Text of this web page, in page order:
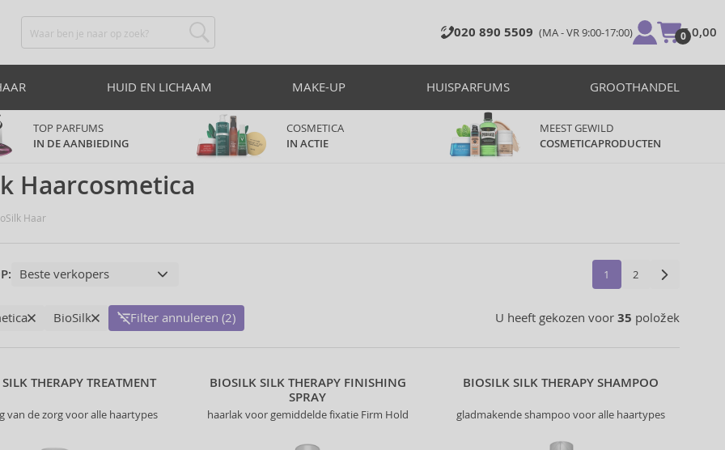
020 890 5509 (MA - VR 9:00-17:00) 0
€ 0,00
HUID EN LICHAAM MAKE-UP HUISPARFUMS GROOTHANDEL
TOP PARFUMS
IN DE AANBIEDING
COSMETICA
IN ACTIE
MEEST GEWILD
COSMETICAPRODUCTEN
Haarcosmetica
Haar
1 2
U heeft gekozen voor 35 položek
BioSilk Filter annuleren (2)
THERAPY TREATMENT
van de zorg voor alle haartypes
BIOSILK SILK THERAPY FINISHING
SPRAY
haarlak voor gemiddelde fixatie Firm Hold
BIOSILK SILK THERAPY SHAMPOO
gladmakende shampoo voor alle haartypes